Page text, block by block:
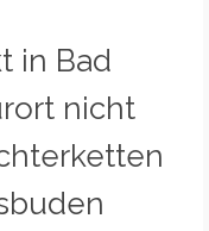
in Bad
nicht